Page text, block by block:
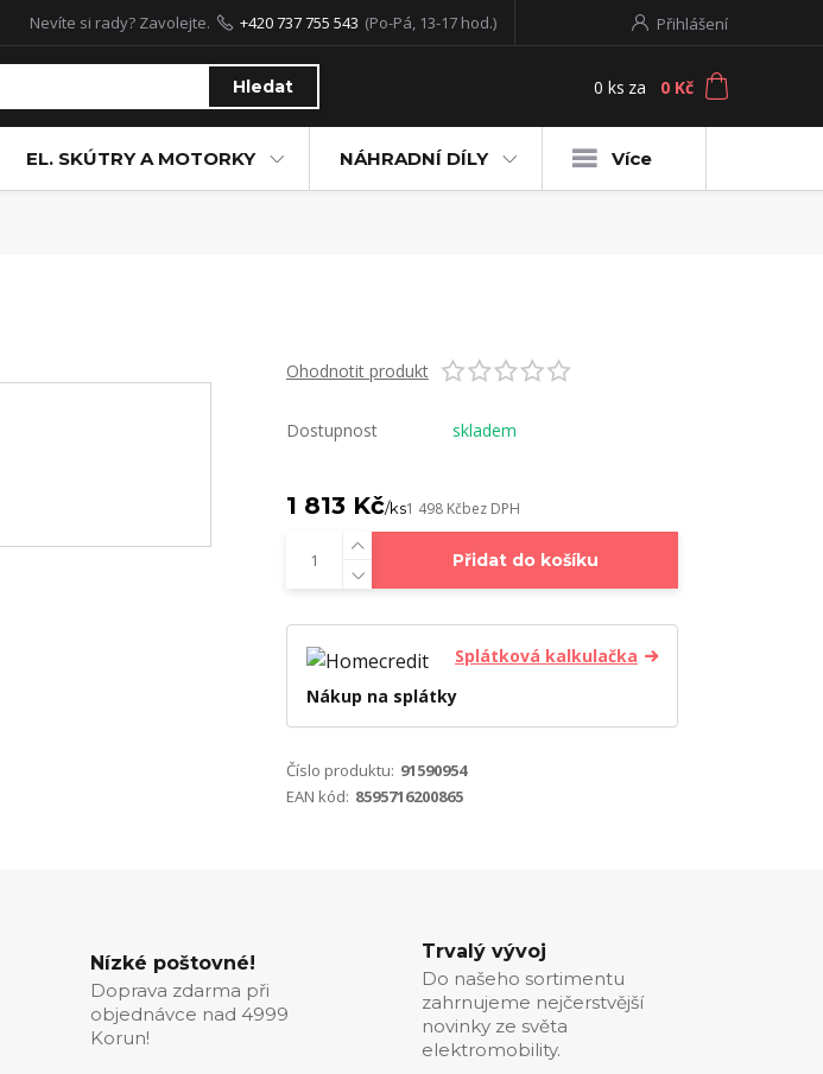
Přihlášení
Hledat
Nevíte si rady? Zavolejte. +420 737 755 543 (Po-Pá, 13-17 hod.)
0 ks za 0 Kč
EL. SKÚTRY A MOTORKY NÁHRADNÍ DÍLY Více
Ohodnotit produkt
Dostupnost skladem
1 813 Kč/ks1 498 Kčbez DPH
Přidat do košíku
Splátková kalkulačka
Nákup na splátky
Číslo produktu: 91590954
EAN kód: 8595716200865
Nízké poštovné!
Doprava zdarma při
objednávce nad 4999
Korun!
Trvalý vývoj
Do našeho sortimentu
zahrnujeme nejčerstvější
novinky ze světa
elektromobility.